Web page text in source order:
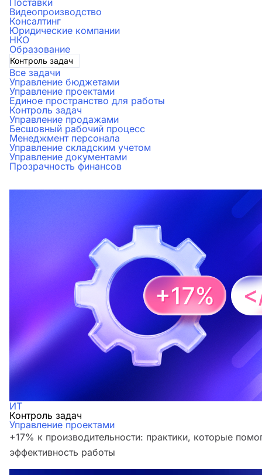
Поставки
Видеопроизводство
Консалтинг
Юридические компании
НКО
Образование
Контроль задач
Все задачи
Управление бюджетами
Управление проектами
Единое пространство для работы
Контроль задач
Управление продажами
Бесшовный рабочий процесс
Менеджмент персонала
Управление складским учетом
Управление документами
Прозрачность финансов
ИТ
Контроль задач
Управление проектами
+17% к производительности: практики, которые
эффективность работы